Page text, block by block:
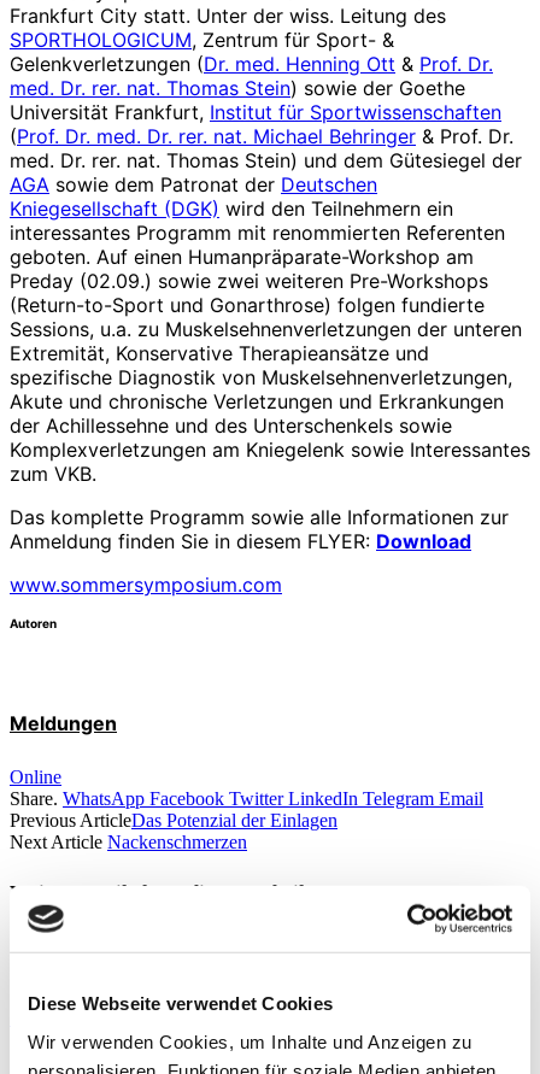
Diese Webseite verwendet Cookies
Wir verwenden Cookies, um Inhalte und Anzeigen zu
Frankfurt City statt. Unter der wiss. Leitung des
SPORTHOLOGICUM, Zentrum für Sport- &
Gelenkverletzungen (Dr. med. Henning Ott & Prof. Dr.
med. Dr. rer. nat. Thomas Stein) sowie der Goethe
Universität Frankfurt, Institut für Sportwissenschaften
(Prof. Dr. med. Dr. rer. nat. Michael Behringer & Prof. Dr.
med. Dr. rer. nat. Thomas Stein) und dem Gütesiegel der
AGA sowie dem Patronat der Deutschen
Kniegesellschaft (DGK) wird den Teilnehmern ein
interessantes Programm mit renommierten Referenten
geboten. Auf einen Humanpräparate-Workshop am
Preday (02.09.) sowie zwei weiteren Pre-Workshops
(Return-to-Sport und Gonarthrose) folgen fundierte
Sessions, u.a. zu Muskelsehnenverletzungen der unteren
Extremität, Konservative Therapieansätze und
spezifische Diagnostik von Muskelsehnenverletzungen,
Akute und chronische Verletzungen und Erkrankungen
der Achillessehne und des Unterschenkels sowie
Komplexverletzungen am Kniegelenk sowie Interessantes
zum VKB.
Das komplette Programm sowie alle Informationen zur
Anmeldung finden Sie in diesem FLYER: Download
www.sommersymposium.com
Autoren
Meldungen
Online
Share. WhatsApp Facebook Twitter LinkedIn Telegram Email
Previous ArticleDas Potenzial der Einlagen
Next Article Nackenschmerzen
Weitere Artikel aus dieser Rubrik
Moderne Knieendoprothetik
By PD Dr. med. Philipp A. Michel